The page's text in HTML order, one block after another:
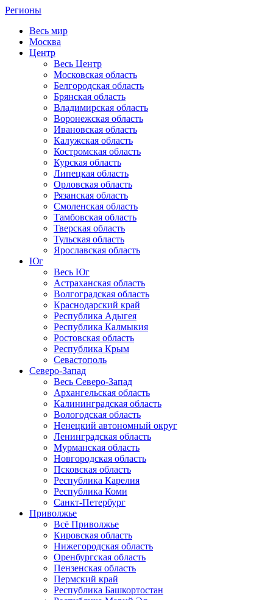
Регионы
Весь мир
Москва
Центр
Весь Центр
Московская область
Белгородская область
Брянская область
Владимирская область
Воронежская область
Ивановская область
Калужская область
Костромская область
Курская область
Липецкая область
Орловская область
Рязанская область
Смоленская область
Тамбовская область
Тверская область
Тульская область
Ярославская область
Юг
Весь Юг
Астраханская область
Волгоградская область
Краснодарский край
Республика Адыгея
Республика Калмыкия
Ростовская область
Республика Крым
Севастополь
Северо-Запад
Весь Северо-Запад
Архангельская область
Калининградская область
Вологодская область
Ненецкий автономный округ
Ленинградская область
Мурманская область
Новгородская область
Псковская область
Республика Карелия
Республика Коми
Санкт-Петербург
Приволжье
Всё Приволжье
Кировская область
Нижегородская область
Оренбургская область
Пензенская область
Пермский край
Республика Башкортостан